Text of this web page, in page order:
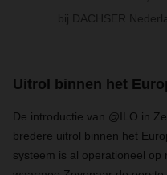
bij DACHSER
Uitrol binnen het
De introductie van @ILO in
bredere uitrol binnen het
systeem is al operationeel op